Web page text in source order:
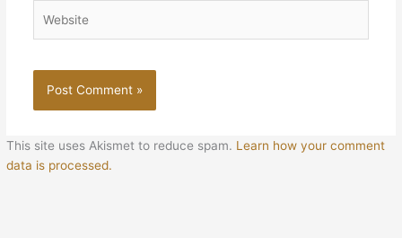
This site uses Akismet to reduce spam. Learn how your comment
data is processed.